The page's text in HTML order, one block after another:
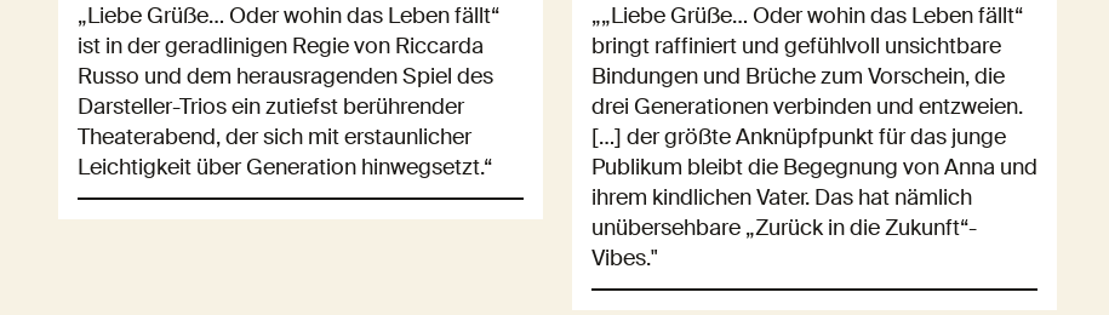
„Liebe Grüße… Oder wohin das Leben fällt“
ist in der geradlinigen Regie von Riccarda
Russo und dem herausragenden Spiel des
Darsteller-Trios ein zutiefst berührender
Theaterabend, der sich mit erstaunlicher
Leichtigkeit über Generation hinwegsetzt.“
„„Liebe Grüße… Oder wohin das Leben fällt“
bringt raffiniert und gefühlvoll unsichtbare
Bindungen und Brüche zum Vorschein, die
drei Generationen verbinden und entzweien.
[…] der größte Anknüpfpunkt für das junge
Publikum bleibt die Begegnung von Anna und
ihrem kindlichen Vater. Das hat nämlich
unübersehbare „Zurück in die Zukunft“-
Vibes."